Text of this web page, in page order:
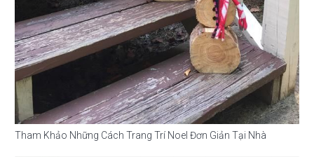
Tham Khảo Những Cách Trang Trí Noel Đơn Giản Tại Nhà